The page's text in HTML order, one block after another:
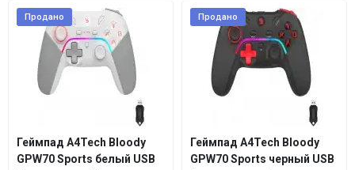
Продано
Геймпад A4Tech Bloody
GPW70 Sports белый USB
Продано
Геймпад A4Tech Bloody
GPW70 Sports черный USB